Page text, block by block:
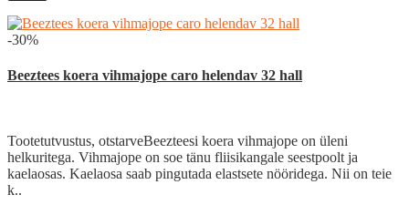
-30%
Beeztees koera vihmajope caro helendav 32 hall
Tootetutvustus, otstarveBeezteesi koera vihmajope on üleni
helkuritega. Vihmajope on soe tänu fliisikangale seestpoolt ja
kaelaosas. Kaelaosa saab pingutada elastsete nööridega. Nii on teie
k..